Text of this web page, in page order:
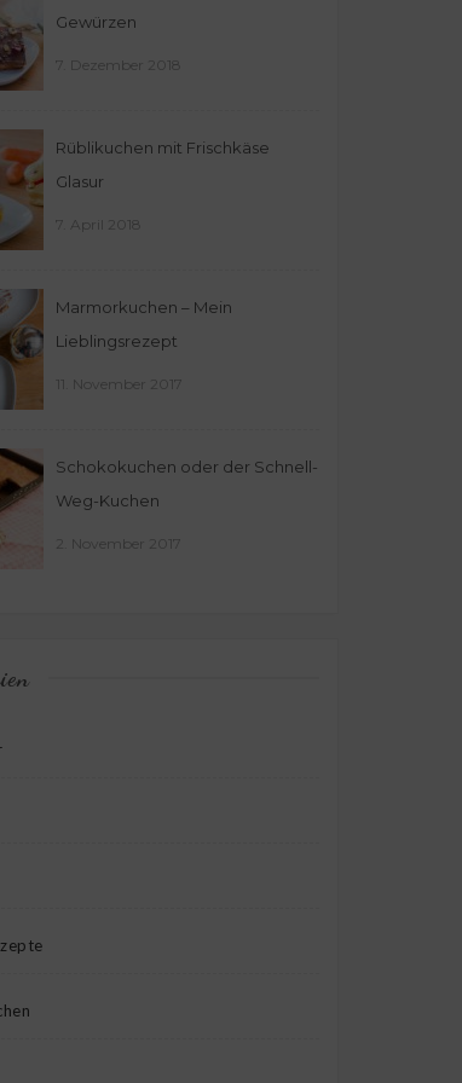
Gewürzen
7. Dezember 2018
Rüblikuchen mit Frischkäse
Glasur
7. April 2018
Marmorkuchen – Mein
Lieblingsrezept
11. November 2017
Schokokuchen oder der Schnell-
Weg-Kuchen
2. November 2017